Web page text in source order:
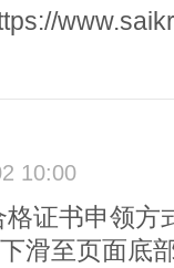
10:00
证书申领方
滑至页面底